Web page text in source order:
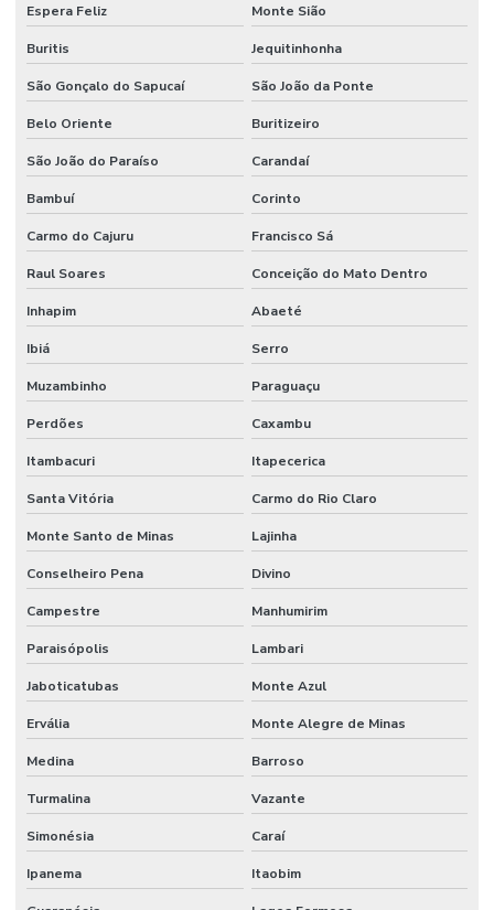
Espera Feliz Monte Sião
Buritis Jequitinhonha
São Gonçalo do Sapucaí São João da Ponte
Belo Oriente Buritizeiro
São João do Paraíso Carandaí
Bambuí Corinto
Carmo do Cajuru Francisco Sá
Raul Soares Conceição do Mato Dentro
Inhapim Abaeté
Ibiá Serro
Muzambinho Paraguaçu
Perdões Caxambu
Itambacuri Itapecerica
Santa Vitória Carmo do Rio Claro
Monte Santo de Minas Lajinha
Conselheiro Pena Divino
Campestre Manhumirim
Paraisópolis Lambari
Jaboticatubas Monte Azul
Ervália Monte Alegre de Minas
Medina Barroso
Turmalina Vazante
Simonésia Caraí
Ipanema Itaobim